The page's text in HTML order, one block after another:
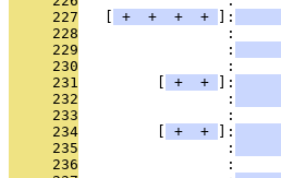
     227
+ + + + ]:
     228
:
     229
                 :
     230
:
     231
+ + ]:
     232
                 :
     233
:
     234
+ + ]:
     235
                 :
     236
: